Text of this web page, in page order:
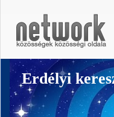
Erdélyi